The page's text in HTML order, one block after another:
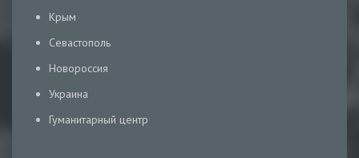
Крым
Севастополь
Новороссия
Украина
Гуманитарный центр